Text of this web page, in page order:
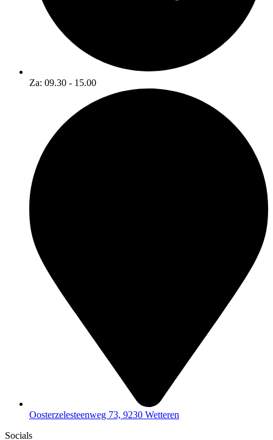
Za: 09.30 - 15.00
Oosterzelesteenweg 73, 9230 Wetteren
Socials